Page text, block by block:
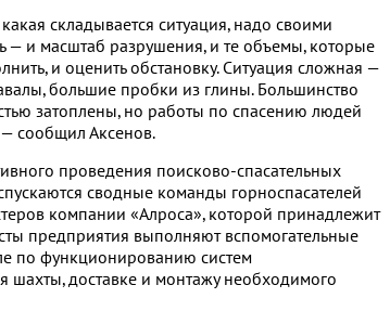
складывается ситуация, надо своими
— и масштаб разрушения, и те объемы, которые
и оценить обстановку. Ситуация сложная —
большие пробки из глины. Большинство
затоплены, но работы по спасению людей
сообщил Аксенов.
проведения поисково-спасательных
сводные команды горноспасателей
компании «Алроса», которой принадлежит
предприятия выполняют вспомогательные
по функционированию систем
шахты, доставке и монтажу необходимого